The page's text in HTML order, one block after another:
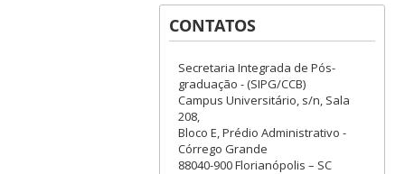
CONTATOS
Secretaria Integrada de Pós-
graduação - (SIPG/CCB)
Campus Universitário, s/n, Sala
208,
Bloco E, Prédio Administrativo -
Córrego Grande
88040-900 Florianópolis – SC